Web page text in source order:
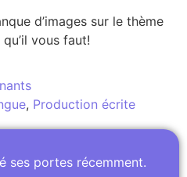
d’images sur le thème
vous faut!
, Production écrite
ses portes récemment.